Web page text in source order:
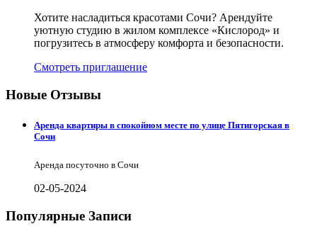
Хотите насладиться красотами Сочи? Арендуйте
уютную студию в жилом комплексе «Кислород» и
погрузитесь в атмосферу комфорта и безопасности.
Смотреть приглашение
Новые Отзывы
Аренда квартиры в спокойном месте по улице Пятигорская в
Сочи
Аренда посуточно в Сочи
02-05-2024
Популярные Записи